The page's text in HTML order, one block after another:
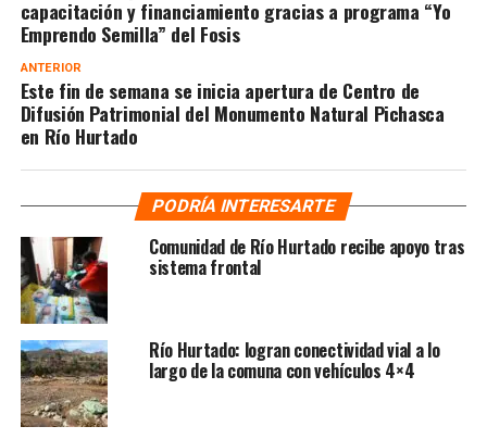
capacitación y financiamiento gracias a programa “Yo
Emprendo Semilla” del Fosis
ANTERIOR
Este fin de semana se inicia apertura de Centro de
Difusión Patrimonial del Monumento Natural Pichasca
en Río Hurtado
PODRÍA INTERESARTE
Comunidad de Río Hurtado recibe apoyo tras
sistema frontal
Río Hurtado: logran conectividad vial a lo
largo de la comuna con vehículos 4×4